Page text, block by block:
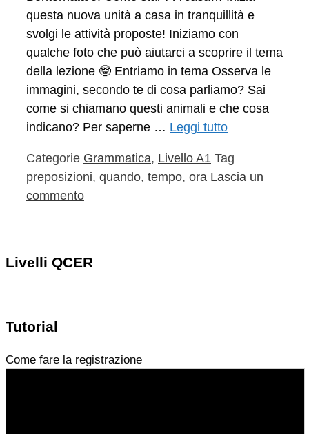
questa nuova unità a casa in tranquillità e
svolgi le attività proposte! Iniziamo con
qualche foto che può aiutarci a scoprire il tema
della lezione 🤓 Entriamo in tema Osserva le
immagini, secondo te di cosa parliamo? Sai
come si chiamano questi animali e che cosa
indicano? Per saperne … Leggi tutto
Categorie Grammatica, Livello A1 Tag
preposizioni, quando, tempo, ora Lascia un
commento
Livelli QCER
Tutorial
Come fare la registrazione